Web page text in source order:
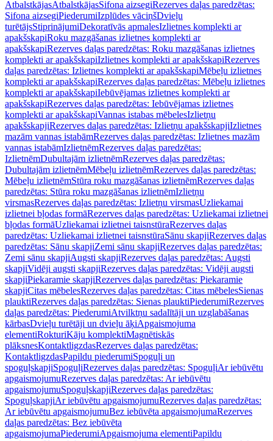
AtbalstkājasAtbalstkājasSifona aizsegiRezerves daļas paredzētas:
Sifona aizsegiPiederumiIzplūdes vāciņšDvieļu
turētājsStiprinājumiDekoratīvās apmalesIzlietnes komplekti ar
apakšskapiRoku mazgāšanas izlietnes komplekti ar
apakšskapiRezerves daļas paredzētas: Roku mazgāšanas izlietnes
komplekti ar apakšskapiIzlietnes komplekti ar apakšskapiRezerves
daļas paredzētas: Izlietnes komplekti ar apakšskapiMēbeļu izlietnes
komplekti ar apakšskapiRezerves daļas paredzētas: Mēbeļu izlietnes
komplekti ar apakšskapiIebūvējamas izlietnes komplekti ar
apakšskapiRezerves daļas paredzētas: Iebūvējamas izlietnes
komplekti ar apakšskapiVannas istabas mēbelesIzlietņu
apakšskapjiRezerves daļas paredzētas: Izlietņu apakšskapjiIzlietnes
mazām vannas istabāmRezerves daļas paredzētas: Izlietnes mazām
vannas istabāmIzlietnēmRezerves daļas paredzētas:
IzlietnēmDubultajām izlietnēmRezerves daļas paredzētas:
Dubultajām izlietnēmMēbeļu izlietnēmRezerves daļas paredzētas:
Mēbeļu izlietnēmStūra roku mazgāšanas izlietnēmRezerves daļas
paredzētas: Stūra roku mazgāšanas izlietnēmIzlietņu
virsmasRezerves daļas paredzētas: Izlietņu virsmasUzliekamai
izlietnei bļodas formāRezerves daļas paredzētas: Uzliekamai izlietnei
bļodas formāUzliekamai izlietnei taisnstūraRezerves daļas
paredzētas: Uzliekamai izlietnei taisnstūraSānu skapjiRezerves daļas
paredzētas: Sānu skapjiZemi sānu skapjiRezerves daļas paredzētas:
Zemi sānu skapjiAugsti skapjiRezerves daļas paredzētas: Augsti
skapjiVidēji augsti skapjiRezerves daļas paredzētas: Vidēji augsti
skapjiPiekaramie skapjiRezerves daļas paredzētas: Piekaramie
skapjiCitas mēbelesRezerves daļas paredzētas: Citas mēbelesSienas
plauktiRezerves daļas paredzētas: Sienas plauktiPiederumiRezerves
daļas paredzētas: PiederumiAtvilktņu sadalītāji un uzglabāšanas
kārbasDvieļu turētāji un dvieļu āķiApgaismojuma
elementiRokturiKāju komplektiMagnētiskās
plāksnesKontaktligzdasRezerves daļas paredzētas:
KontaktligzdasPapildu piederumiSpoguļi un
spoguļskapjiSpoguļiRezerves daļas paredzētas: SpoguļiAr iebūvētu
apgaismojumuRezerves daļas paredzētas: Ar iebūvētu
apgaismojumuSpoguļskapjiRezerves daļas paredzētas:
SpoguļskapjiAr iebūvētu apgaismojumuRezerves daļas paredzētas:
Ar iebūvētu apgaismojumuBez iebūvēta apgaismojumaRezerves
daļas paredzētas: Bez iebūvēta
apgaismojumaPiederumiApgaismojuma elementiPapildu